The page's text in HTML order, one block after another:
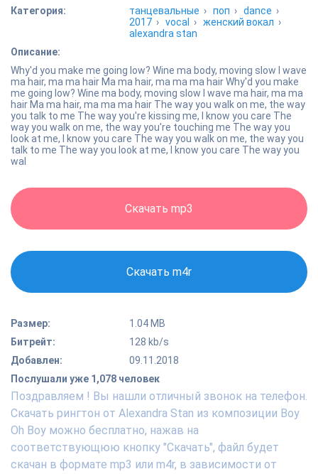
Категория:
танцевальные ›поп ›dance ›
2017 ›vocal ›женский вокал ›
alexandra stan
Описание:
Why'd you make me going low? Wine ma body, moving slow I wave
ma hair, ma ma hair Ma ma hair, ma ma ma hair Why'd you make
me going low? Wine ma body, moving slow I wave ma hair, ma ma
hair Ma ma hair, ma ma ma hair The way you walk on me, the way
you talk to me The way you're kissing me, I know you care The
way you walk on me, the way you're touching me The way you
look at me, I know you care The way you walk on me, the way you
talk to me The way you look at me, I know you care The way you
wal
Скачать mp3
Скачать m4r
Размер:
1.04 MB
Битрейт:
128 kb/s
Добавлен:
09.11.2018
Послушали уже 1,078 человек
Поздравляем ! Вы нашли отличный звонок на телефон.
Скачать рингтон от Alexandra Stan из композиции Boy
Oh Boy можно бесплатно, нажав на
соответствующюю кнопку "Скачать", файл будет
скачан в формате mp3 или m4r, в зависимости от